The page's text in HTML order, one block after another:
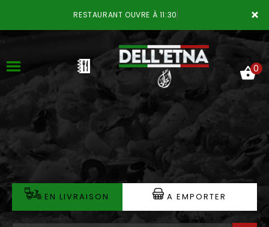
×
RESTAURANT OUVRE À 11:30
ACCUEIL
LA CARTE
VOTRE COMPTE
NOTRE RESTAURANT
0
EN LIVRAISON A EMPORTER